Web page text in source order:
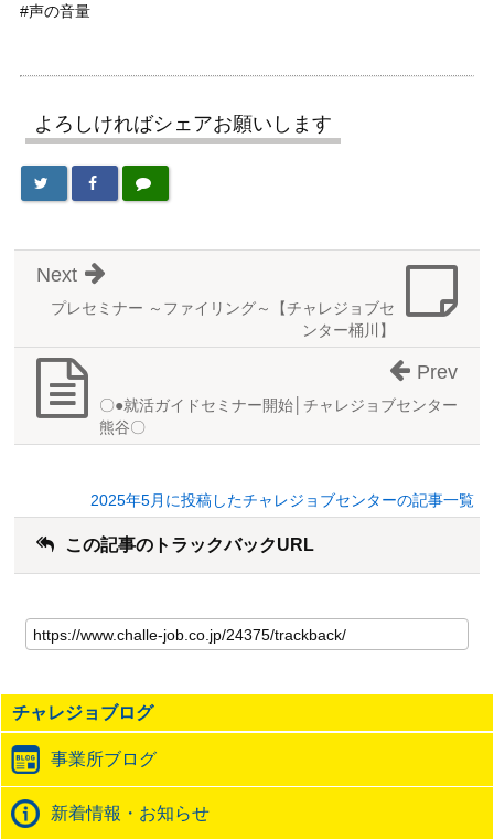
#声の音量
よろしければシェアお願いします
プレセミナー ～ファイリング～【チャレジョブセ
ンター桶川】
Next
〇●就活ガイドセミナー開始│チャレジョブセンター
熊谷〇
Prev
2025年5月に投稿したチャレジョブセンターの記事一覧
この記事のトラックバックURL
の
記
の
ト
ッ
ク
バ
ッ
チャレジョブログ
事業所ブログ
新着情報・お知らせ